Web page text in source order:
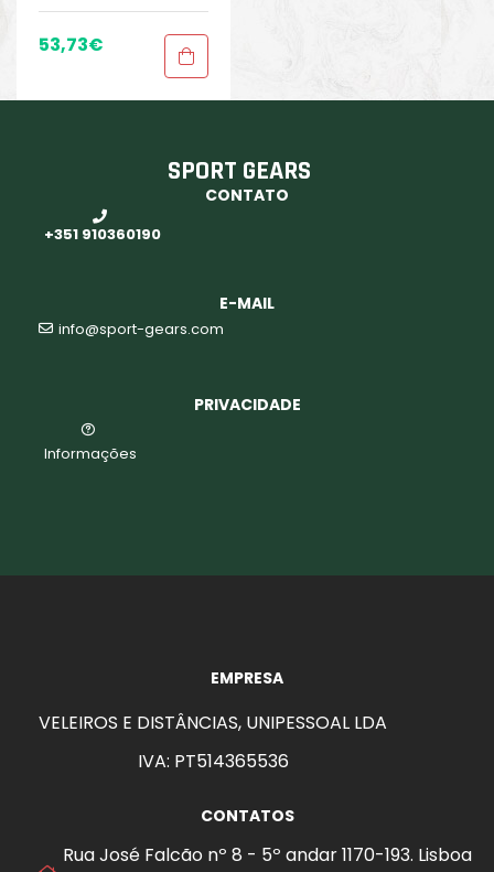
Google,Peças de
Anexo,Sport Gears,
53,73€
SPORT GEARS
CONTATO
+351 910360190
E-MAIL
info@sport-gears.com
PRIVACIDADE
Informações
EMPRESA
VELEIROS E DISTÂNCIAS, UNIPESSOAL LDA
IVA: PT514365536
CONTATOS
Rua José Falcão nº 8 - 5º andar 1170-193. Lisboa